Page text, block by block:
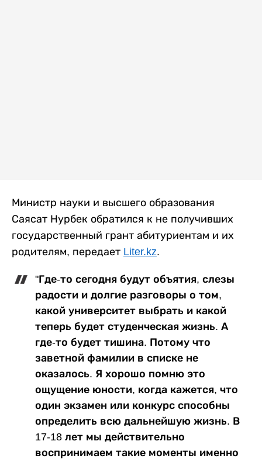
Министр науки и высшего образования
Саясат Нурбек обратился к не получивших
государственный грант абитуриентам и их
родителям, передает Liter.kz.
"Где-то сегодня будут объятия, слезы
радости и долгие разговоры о том,
какой университет выбрать и какой
теперь будет студенческая жизнь. А
где-то будет тишина. Потому что
заветной фамилии в списке не
оказалось. Я хорошо помню это
ощущение юности, когда кажется, что
один экзамен или конкурс способны
определить всю дальнейшую жизнь. В
17-18 лет мы действительно
воспринимаем такие моменты именно